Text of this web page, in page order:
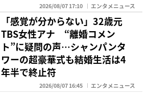
2026/08/07 17:10 エンタメニュース
「感覚が分からない」32歳元
TBS女性アナ “離婚コメン
ト”に疑問の声…シャンパンタ
ワーの超豪華式も結婚生活は4
年半で終止符
2026/08/07 16:45 エンタメニュース